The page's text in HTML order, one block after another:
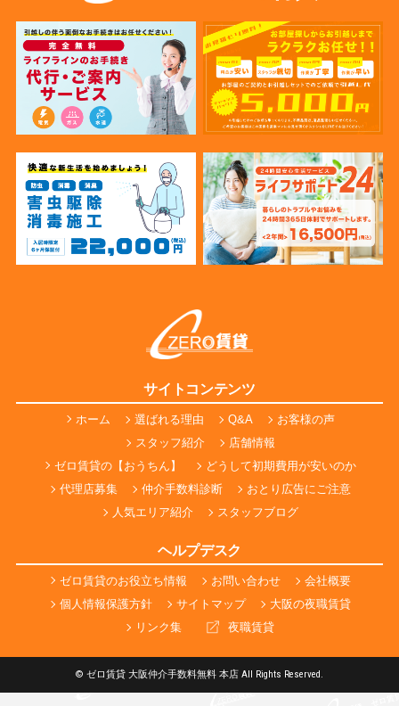
サイトコンテンツ
ホーム 選ばれる理由 Q&A
お客様の声
スタッフ紹介
店舗情報
ゼロ賃貸の【おうちん】
どうして初期費用が安いのか
代理店募集
仲介手数料診断
おとり広告にご注意
人気エリア紹介
スタッフブログ
ヘルプデスク
ゼロ賃貸のお役立ち情報 お問い合わせ
会社概要
個人情報保護方針
サイトマップ
大阪の夜職賃貸
リンク集
夜職賃貸
© ゼロ賃貸 大阪仲介手数料無料 本店 All Rights Reserved.